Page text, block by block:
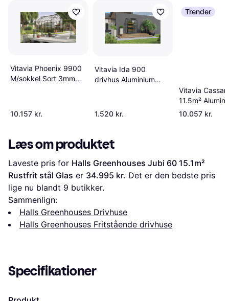
Vitavia Phoenix 9900
M/sokkel Sort 3mm
10.157 kr.
Vitavia Ida 900
drivhus Aluminium
1.520 kr.
Trender
Vitavia
11.5m²
10.057 kr.
Læs om produktet
Laveste pris for Halls Greenhouses Jubi 60 15.1m²
Rustfrit stål Glas er 34.995 kr. Det er den bedste pris
lige nu blandt 9 butikker.
Sammenlign:
Halls Greenhouses Drivhuse
Halls Greenhouses Fritstående drivhuse
Specifikationer